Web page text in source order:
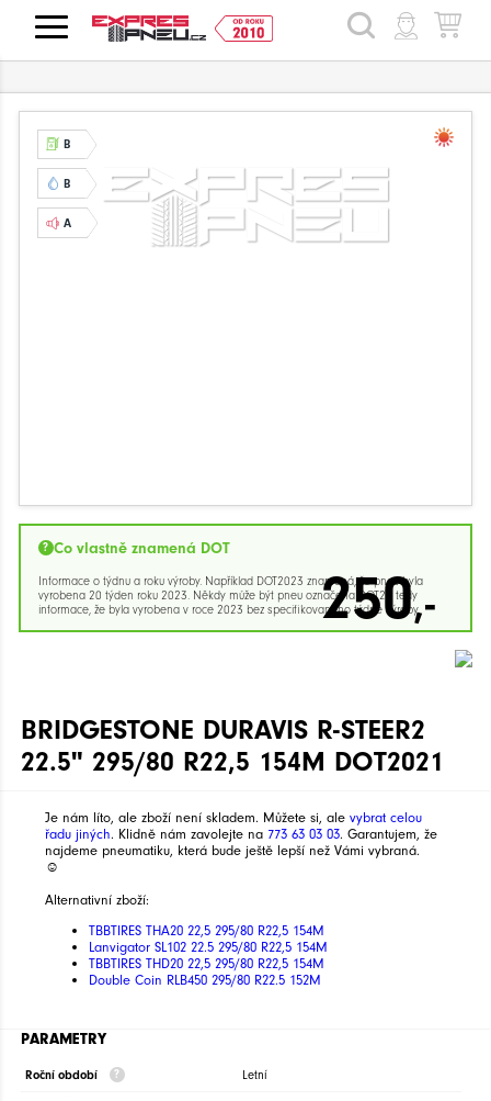
HLEDAT
B
B
A
Co vlastně znamená DOT
Informace o týdnu a roku výroby. Například DOT2023 znamená, že pneu byla
vyrobena 20 týden roku 2023. Někdy může být pneu označena DOT23 tedy
informace, že byla vyrobena v roce 2023 bez specifikovaného týdne výroby.
250,-
BRIDGESTONE DURAVIS R-STEER2
22.5" 295/80 R22,5 154M DOT2021
Je nám líto, ale zboží není skladem. Můžete si, ale vybrat celou
řadu jiných. Klidně nám zavolejte na 773 63 03 03. Garantujem, že
najdeme pneumatiku, která bude ještě lepší než Vámi vybraná.
☺
Alternativní zboží:
TBBTIRES THA20 22,5 295/80 R22,5 154M
Lanvigator SL102 22.5 295/80 R22,5 154M
TBBTIRES THD20 22,5 295/80 R22,5 154M
Double Coin RLB450 295/80 R22.5 152M
PARAMETRY
Roční období Letní